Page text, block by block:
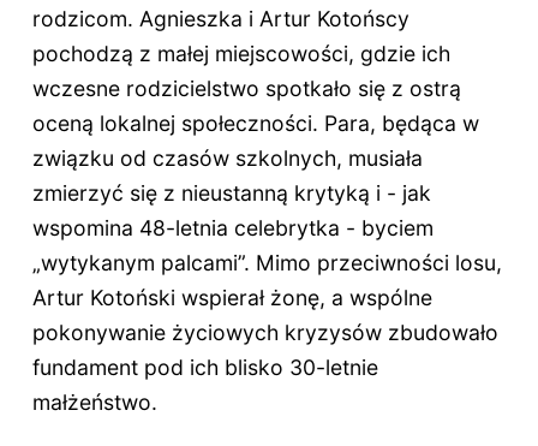
rodzicom. Agnieszka i Artur Kotońscy
pochodzą z małej miejscowości, gdzie ich
wczesne rodzicielstwo spotkało się z ostrą
oceną lokalnej społeczności. Para, będąca w
związku od czasów szkolnych, musiała
zmierzyć się z nieustanną krytyką i - jak
wspomina 48-letnia celebrytka - byciem
„wytykanym palcami”. Mimo przeciwności losu,
Artur Kotoński wspierał żonę, a wspólne
pokonywanie życiowych kryzysów zbudowało
fundament pod ich blisko 30-letnie
małżeństwo.